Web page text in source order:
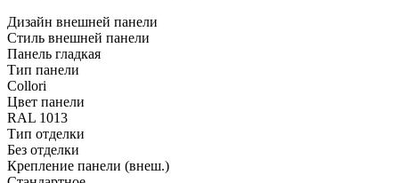
Дизайн внешней панели
Стиль внешней панели
Панель гладкая
Тип панели
Collori
Цвет панели
RAL 1013
Тип отделки
Без отделки
Крепление панели (внеш.)